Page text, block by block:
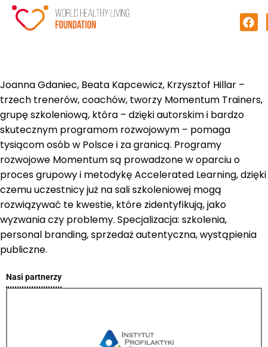
Joanna Gdaniec, Beata Kapcewicz, Krzysztof Hillar –
trzech trenerów, coachów, tworzy Momentum Trainers,
grupę szkoleniową, która – dzięki autorskim i bardzo
skutecznym programom rozwojowym – pomaga
tysiącom osób w Polsce i za granicą. Programy
rozwojowe Momentum są prowadzone w oparciu o
proces grupowy i metodykę Accelerated Learning, dzięki
czemu uczestnicy już na sali szkoleniowej mogą
rozwiązywać te kwestie, które zidentyfikują, jako
wyzwania czy problemy. Specjalizacja: szkolenia,
personal branding, sprzedaż autentyczna, wystąpienia
publiczne.
Nasi partnerzy